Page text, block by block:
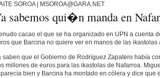
SOROA | MSOROA@GARA.NET
sabemos qui�n manda en
cacao el que se ha organizado en UPN a cuenta
que Barcina no quiere ver en manos de las
saben que el Gobierno de Rodríguez Zapatero había
millones de euros para las ikastolas de Nafarroa.
parecía bien y Barcina ha montado en cólera y dice que